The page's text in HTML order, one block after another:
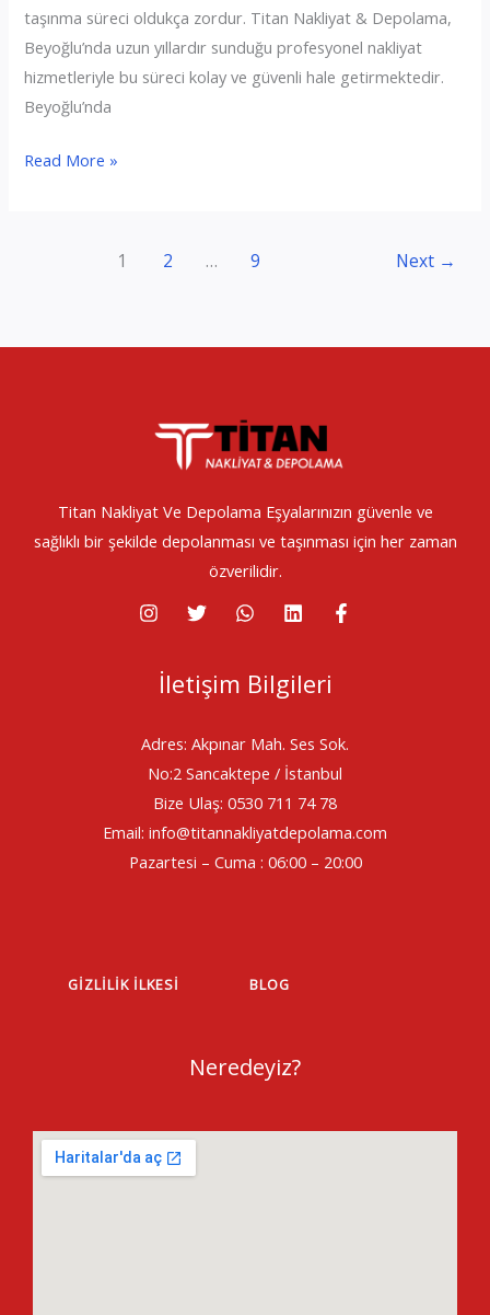
taşınma süreci oldukça zordur. Titan Nakliyat & Depolama,
Beyoğlu’nda uzun yıllardır sunduğu profesyonel nakliyat
hizmetleriyle bu süreci kolay ve güvenli hale getirmektedir.
Beyoğlu’nda
Beyoğlu
Read More »
1 2 … 9 Next →
Titan Nakliyat Ve Depolama Eşyalarınızın güvenle ve
sağlıklı bir şekilde depolanması ve taşınması için her zaman
özverilidir.
İletişim Bilgileri
Adres: Akpınar Mah. Ses Sok.
No:2 Sancaktepe / İstanbul
Bize Ulaş: 0530 711 74 78
Email: info@titannakliyatdepolama.com
Pazartesi – Cuma : 06:00 – 20:00
GIZLILIK İLKESI BLOG
Neredeyiz?